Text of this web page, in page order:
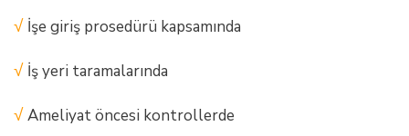
√ İşe giriş prosedürü kapsamında
√ İş yeri taramalarında
√Ameliyat öncesi kontrollerde